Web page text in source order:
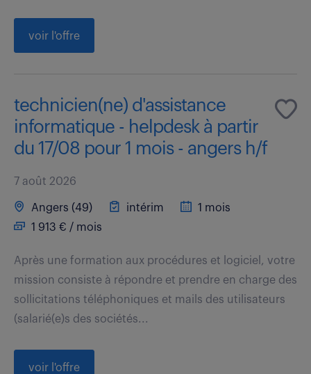
voir l'offre
technicien(ne) d'assistance
informatique - helpdesk à partir
du 17/08 pour 1 mois - angers h/f
7 août 2026
Angers (49) intérim
1 mois
1 913 € / mois
Après une formation aux procédures et logiciel, votre
mission consiste à répondre et prendre en charge des
sollicitations téléphoniques et mails des utilisateurs
(salarié(e)s des sociétés...
voir l'offre